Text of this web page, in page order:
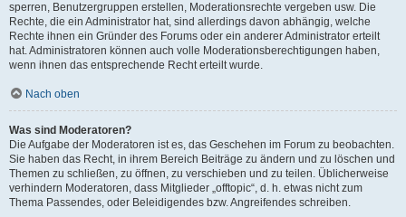
sperren, Benutzergruppen erstellen, Moderationsrechte vergeben usw. Die
Rechte, die ein Administrator hat, sind allerdings davon abhängig, welche
Rechte ihnen ein Gründer des Forums oder ein anderer Administrator erteilt
hat. Administratoren können auch volle Moderationsberechtigungen haben,
wenn ihnen das entsprechende Recht erteilt wurde.
Nach oben
Was sind Moderatoren?
Die Aufgabe der Moderatoren ist es, das Geschehen im Forum zu beobachten.
Sie haben das Recht, in ihrem Bereich Beiträge zu ändern und zu löschen und
Themen zu schließen, zu öffnen, zu verschieben und zu teilen. Üblicherweise
verhindern Moderatoren, dass Mitglieder „offtopic“, d. h. etwas nicht zum
Thema Passendes, oder Beleidigendes bzw. Angreifendes schreiben.